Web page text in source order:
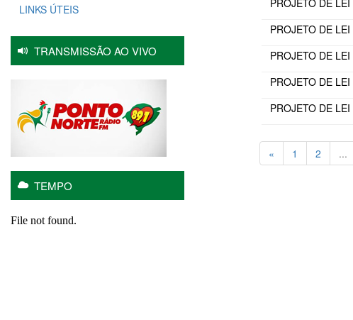
LINKS ÚTEIS
TRANSMISSÃO AO VIVO
TEMPO
PROJETO DE
PROJETO DE
PROJETO DE
PROJETO DE
PROJETO DE
« 1 2 ...